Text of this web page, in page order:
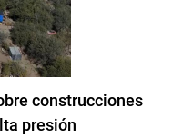
construcciones
presión